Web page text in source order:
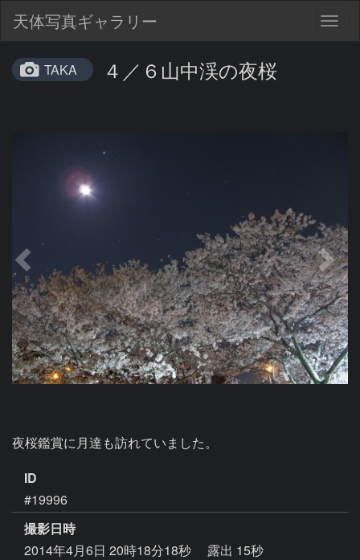
天体写真ギャラリー
TAKA ４／６山中渓の夜桜
夜桜鑑賞に月達も訪れていました。
ID
#19996
撮影日時
2014年4月6日 20時18分18秒
露出 15秒